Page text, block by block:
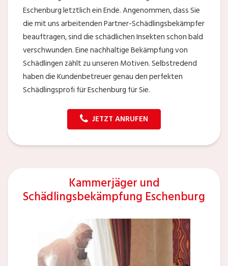
Eschenburg letztlich ein Ende. Angenommen, dass Sie
die mit uns arbeitenden Partner-Schädlingsbekämpfer
beauftragen, sind die schädlichen Insekten schon bald
verschwunden. Eine nachhaltige Bekämpfung von
Schädlingen zählt zu unseren Motiven. Selbstredend
haben die Kundenbetreuer genau den perfekten
Schädlingsprofi für Eschenburg für Sie.
JETZT ANRUFEN
Kammerjäger und
Schädlingsbekämpfung Eschenburg